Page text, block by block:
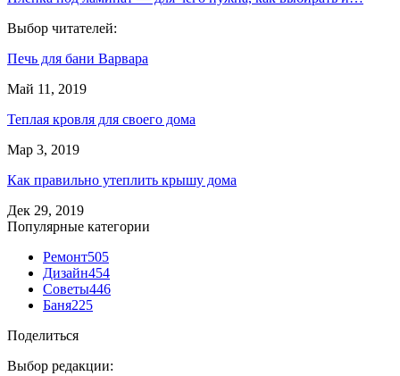
Выбор читателей:
Печь для бани Варвара
Май 11, 2019
Теплая кровля для своего дома
Мар 3, 2019
Как правильно утеплить крышу дома
Дек 29, 2019
Популярные категории
Ремонт505
Дизайн454
Советы446
Баня225
Поделиться
Выбор редакции: